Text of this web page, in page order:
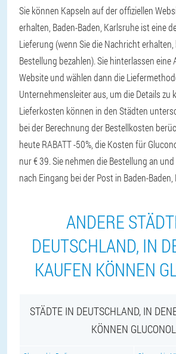
Sie können Kapseln auf der offiziellen
erhalten, Baden-Baden, Karlsruhe ist eine
Lieferung (wenn Sie die Nachricht
Bestellung bezahlen). Sie hinterlassen eine
Website und wählen dann die
Unternehmensleiter aus, um die Details zu
Lieferkosten können in den Städten
bei der Berechnung der Bestellkosten
heute RABATT -50%, die Kosten für
nur € 39. Sie nehmen die Bestellung an
nach Eingang bei der Post in Baden-Baden,
ANDERE
DEUTSCHLAND, IN
KAUFEN KÖNNEN
STÄDTE IN DEUTSCHLAND, IN
KÖNNEN GLUCONOL